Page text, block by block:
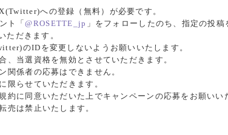
への登録（無料）が必要です。
ト「@ROSETTE_jp 」をフォローしたのち、指定の投
ただきます。
のIDを変更しないようお願いいたします。
当選資格を無効とさせていただきます。
関係者の応募はできません。
限らせていただきます。
に同意いただいた上でキャンペーンの応募をお願いい
売は禁止いたします。